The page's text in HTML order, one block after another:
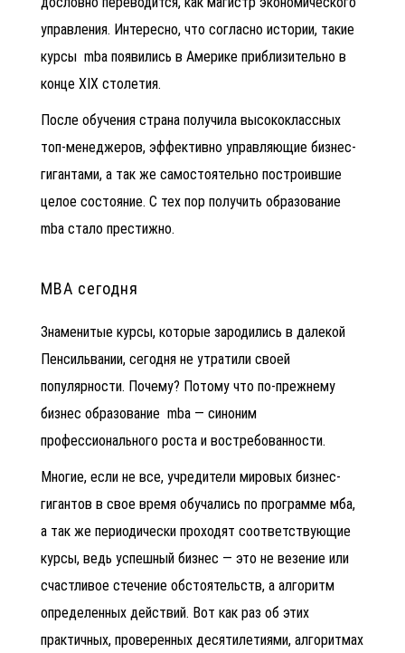
управления. Интересно, что согласно истории, такие
курсы mba появились в Америке приблизительно в
конце XIX столетия.
После обучения страна получила высококлассных
топ-менеджеров, эффективно управляющие бизнес-
гигантами, а так же самостоятельно построившие
целое состояние. С тех пор получить образование
mba стало престижно.
MBA сегодня
Знаменитые курсы, которые зародились в далекой
Пенсильвании, сегодня не утратили своей
популярности. Почему? Потому что по-прежнему
бизнес образование mba — синоним
профессионального роста и востребованности.
Многие, если не все, учредители мировых бизнес-
гигантов в свое время обучались по программе мба,
а так же периодически проходят соответствующие
курсы, ведь успешный бизнес — это не везение или
счастливое стечение обстоятельств, а алгоритм
определенных действий. Вот как раз об этих
практичных, проверенных десятилетиями, алгоритмах